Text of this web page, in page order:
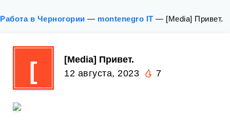
Работа в Черногории — montenegro IT — [Media] Привет.
[
[Media] Привет.
12 августа, 2023
7